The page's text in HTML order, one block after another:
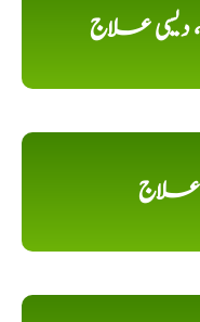
دیسی علاج
علاج